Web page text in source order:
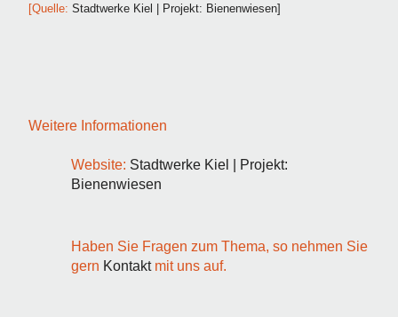
[Quelle: Stadtwerke Kiel | Projekt: Bienenwiesen]
Weitere Informationen
Website: Stadtwerke Kiel | Projekt:
Bienenwiesen
Haben Sie Fragen zum Thema, so nehmen Sie
gern Kontaktmit uns auf.